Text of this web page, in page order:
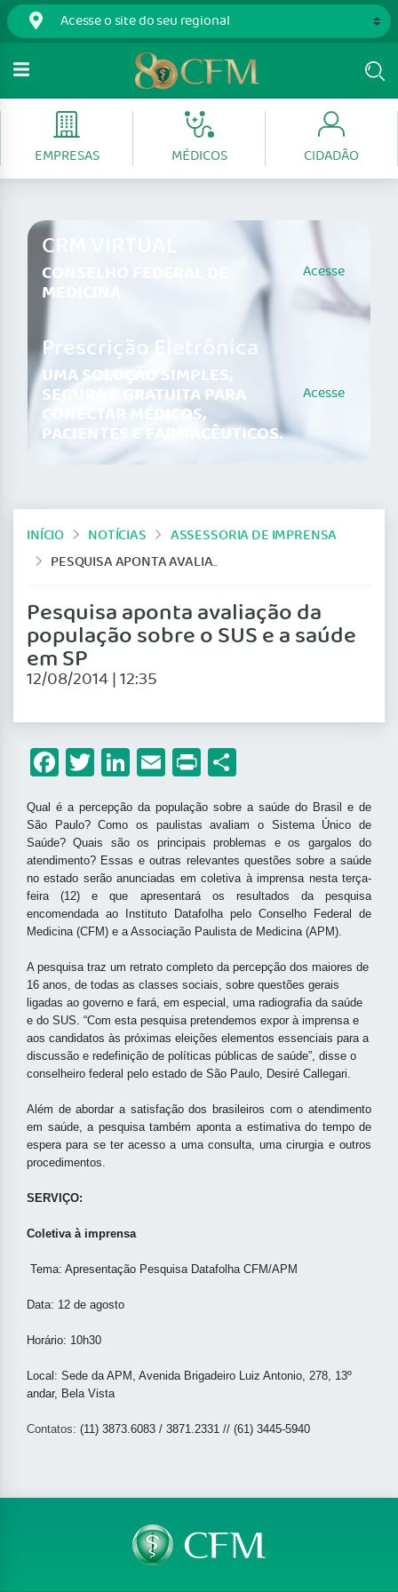
EMPRESAS MÉDICOS CIDADÃO
CRM VIRTUAL
CONSELHO FEDERAL DE
MEDICINA
Acesse
Prescrição Eletrônica
UMA SOLUÇÃO SIMPLES,
SEGURA E GRATUITA PARA
CONECTAR MÉDICOS,
PACIENTES E FARMACÊUTICOS.
Acesse
INÍCIO NOTÍCIAS
ASSESSORIA DE IMPRENSA
PESQUISA APONTA AVALIAÇÃO DA POPULAÇÃO SOBRE O SUS E A SAÚDE EM SP
Pesquisa aponta avaliação da
população sobre o SUS e a saúde
em SP
12/08/2014 | 12:35
Facebook
Twitter
LinkedIn
Email
Print
Qual é a percepção da população sobre a saúde do Brasil e de
São Paulo? Como os paulistas avaliam o Sistema Único de
Saúde? Quais são os principais problemas e os gargalos do
atendimento? Essas e outras relevantes questões sobre a saúde
no estado serão anunciadas em coletiva à imprensa nesta terça-
feira (12) e que apresentará os resultados da pesquisa
encomendada ao Instituto Datafolha pelo Conselho Federal de
Medicina (CFM) e a Associação Paulista de Medicina (APM).
A pesquisa traz um retrato completo da percepção dos maiores de
16 anos, de todas as classes sociais, sobre questões gerais
ligadas ao governo e fará, em especial, uma radiografia da saúde
e do SUS. “Com esta pesquisa pretendemos expor à imprensa e
aos candidatos às próximas eleições elementos essenciais para a
discussão e redefinição de políticas públicas de saúde”, disse o
conselheiro federal pelo estado de São Paulo, Desiré Callegari.
Além de abordar a satisfação dos brasileiros com o atendimento
em saúde, a pesquisa também aponta a estimativa do tempo de
espera para se ter acesso a uma consulta, uma cirurgia e outros
procedimentos.
SERVIÇO:
Coletiva à imprensa
Tema: Apresentação Pesquisa Datafolha CFM/APM
Data: 12 de agosto
Horário: 10h30
Local: Sede da APM, Avenida Brigadeiro Luiz Antonio, 278, 13º
andar, Bela Vista
Contatos: (11) 3873.6083 / 3871.2331 // (61) 3445-5940